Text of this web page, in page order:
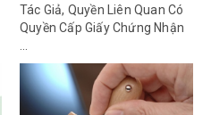
Tác Giả, Quyền Liên Quan Có
Quyền Cấp Giấy Chứng Nhận